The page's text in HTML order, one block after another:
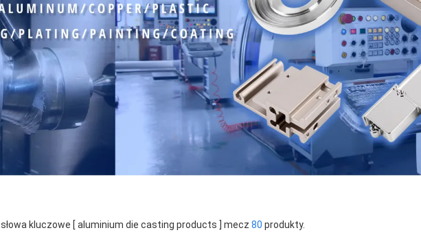
słowa kluczowe [ aluminium die casting products ] mecz 80 produkty.